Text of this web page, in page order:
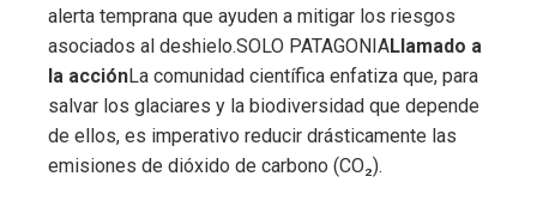
alerta temprana que ayuden a mitigar los riesgos
asociados al deshielo.SOLO PATAGONIALlamado a
la acciónLa comunidad científica enfatiza que, para
salvar los glaciares y la biodiversidad que depende
de ellos, es imperativo reducir drásticamente las
emisiones de dióxido de carbono (CO₂).